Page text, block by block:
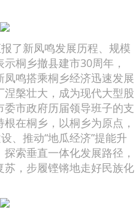
了新凤鸣发展历程、规模
桐乡撤县建市30周年，
鸣搭乘桐乡经济迅速发展
槃壮大，成为现代大型股
市政府历届领导班子的支
在桐乡，以桐乡为原点，
、推动“地瓜经济”提能升
索垂直一体化发展路径，
，步履铿锵地走好民族化